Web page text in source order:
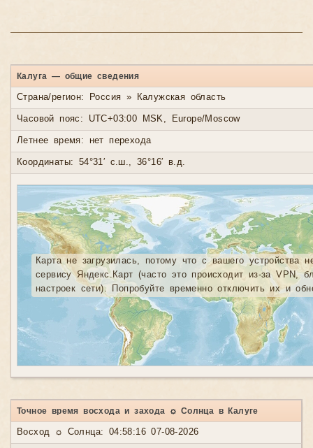
Калуга — общие сведения
Страна/регион: Россия » Калужская область
Часовой пояс: UTC+03:00 MSK, Europe/Moscow
Летнее время: нет перехода
Координаты: 54°31′ с.ш., 36°16′ в.д.
Карта не загрузилась, потому что с вашего устройства
сервису Яндекс.Карт (часто это происходит из-за VPN,
настроек сети). Попробуйте временно отключить их и
Точное время восхода и захода ☼ Солнца в Калуге
Восход ☼ Солнца: 04:58:16 07-08-2026